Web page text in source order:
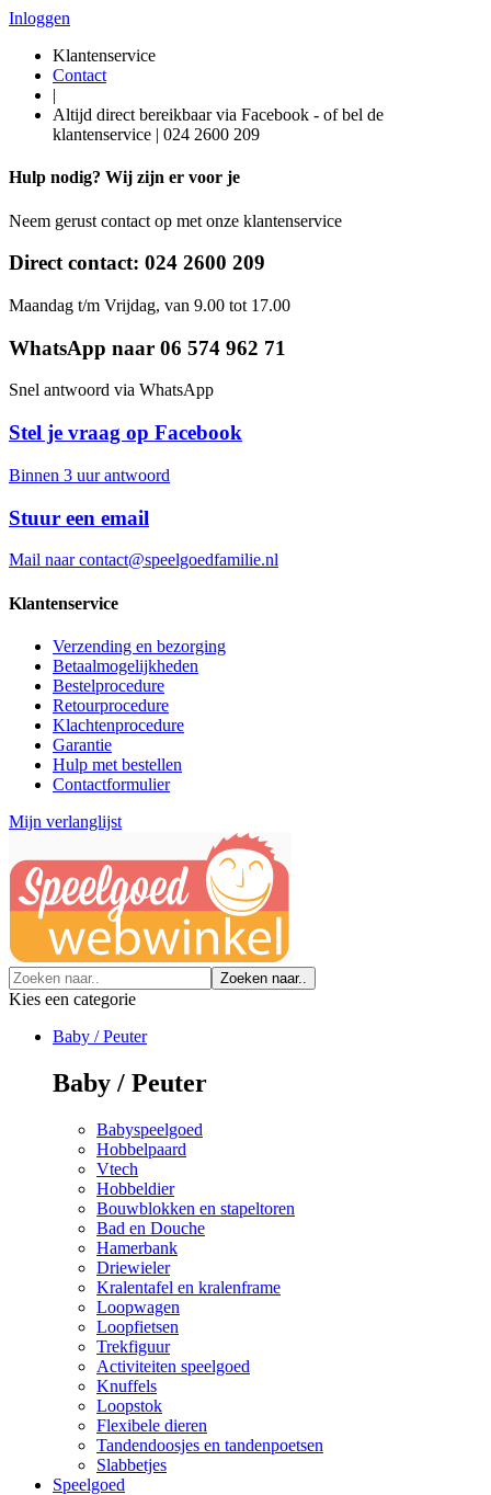
Inloggen
Klantenservice
Contact
|
Altijd direct bereikbaar via Facebook - of bel de
klantenservice | 024 2600 209
Hulp nodig? Wij zijn er voor je
Neem gerust contact op met onze klantenservice
Direct contact: 024 2600 209
Maandag t/m Vrijdag, van 9.00 tot 17.00
WhatsApp naar 06 574 962 71
Snel antwoord via WhatsApp
Stel je vraag op Facebook
Binnen 3 uur antwoord
Stuur een email
Mail naarcontact@speelgoedfamilie.nl
Klantenservice
Verzending en bezorging
Betaalmogelijkheden
Bestelprocedure
Retourprocedure
Klachtenprocedure
Garantie
Hulp met bestellen
Contactformulier
Mijn verlanglijst
Zoeken naar..
Kies een categorie
Baby / Peuter
Baby / Peuter
Babyspeelgoed
Hobbelpaard
Vtech
Hobbeldier
Bouwblokken en stapeltoren
Bad en Douche
Hamerbank
Driewieler
Kralentafel en kralenframe
Loopwagen
Loopfietsen
Trekfiguur
Activiteiten speelgoed
Knuffels
Loopstok
Flexibele dieren
Tandendoosjes en tandenpoetsen
Slabbetjes
Speelgoed